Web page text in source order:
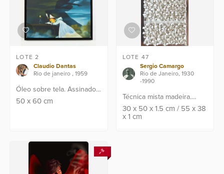
LOTE 2
Claudio Dantas
Rio de janeiro , 1959
Óleo sobre tela. Assinado
C.I.E, frente e verso. Dim.:
50x 60cm
LOTE 47
Sergio Camargo
Rio de Janeiro, 1930
-1990
Técnica mista madeira.
Assinada no verso
"Camargo". Datado: década
30 x50 x1.5 cm / 55 x38
x1 cm